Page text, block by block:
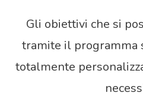
Gli obiettivi che si
tramite il programma
totalmente